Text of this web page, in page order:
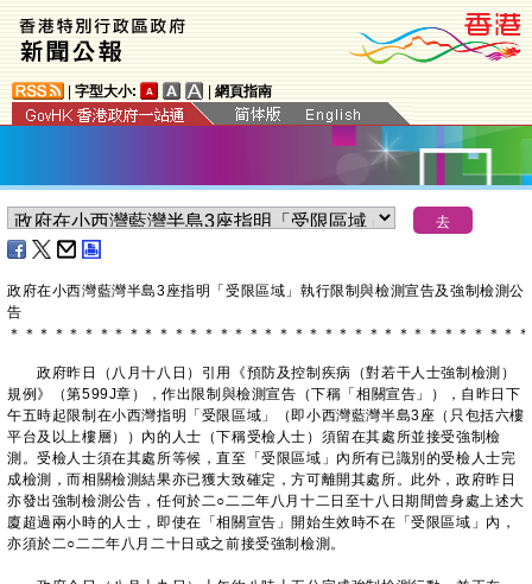
字型大小: 網頁指南
政府在小西灣藍灣半島3座指明「受限區域」執行限制與檢測宣告及強制檢測公
告
＊ ＊ ＊ ＊ ＊ ＊ ＊ ＊ ＊ ＊ ＊ ＊ ＊ ＊ ＊ ＊ ＊ ＊ ＊ ＊ ＊ ＊ ＊ ＊ ＊ ＊ ＊ ＊ ＊ ＊ ＊ ＊ ＊ ＊ ＊
政府昨日（八月十八日）引用《預防及控制疾病（對若干人士強制檢測）
規例》（第599J章），作出限制與檢測宣告（下稱「相關宣告」），自昨日下
午五時起限制在小西灣指明「受限區域」（即小西灣藍灣半島3座（只包括六樓
平台及以上樓層））內的人士（下稱受檢人士）須留在其處所並接受強制檢
測。受檢人士須在其處所等候，直至「受限區域」內所有已識別的受檢人士完
成檢測，而相關檢測結果亦已獲大致確定，方可離開其處所。此外，政府昨日
亦發出強制檢測公告，任何於二○二二年八月十二日至十八日期間曾身處上述大
廈超過兩小時的人士，即使在「相關宣告」開始生效時不在「受限區域」內，
亦須於二○二二年八月二十日或之前接受強制檢測。